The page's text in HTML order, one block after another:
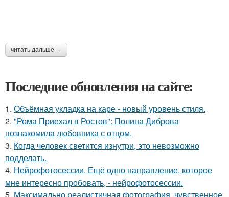
читать дальше →
Последние обновления на сайте:
1. Объёмная укладка на каре - новый уровень стиля.
2. "Рома Приехал в Ростов": Полина Диброва
познакомила любовника с отцом.
3. Когда человек светится изнутри, это невозможно
подделать.
4. Нейрофотосессии. Ещё одно направление, которое
мне интересно пробовать, - нейрофотосессии.
5. Максимально реалистичная фотография, чувственное